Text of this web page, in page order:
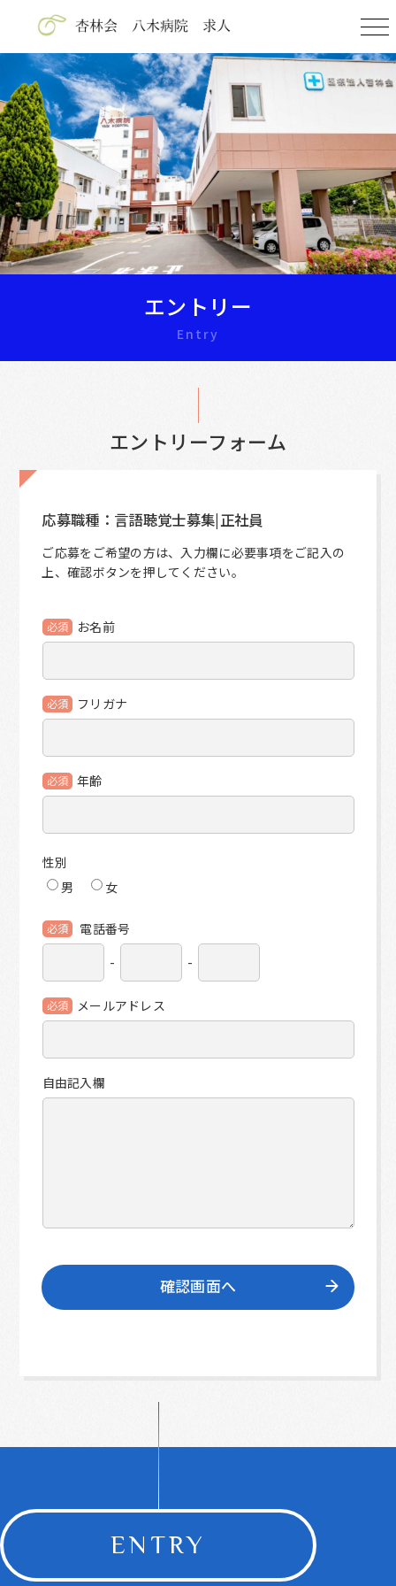
エントリー
Entry
エントリーフォーム
応募職種：言語聴覚士募集|正社員
ご応募をご希望の方は、入力欄に必要事項をご記入の
上、確認ボタンを押してください。
必須 お名前
必須 フリガナ
必須 年齢
性別
男
女
必須
電話番号
-
-
必須 メールアドレス
自由記入欄
ENTRY